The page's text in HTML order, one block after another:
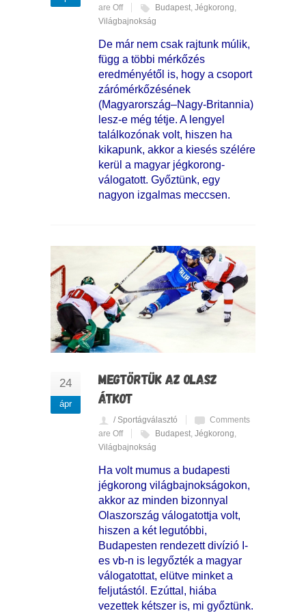
are Off Budapest Jégkorong
Világbajnokság
De már nem csak rajtunk múlik,
függ a többi mérkőzés
eredményétől is, hogy a csoport
zárómérkőzésének
(Magyarország–Nagy-Britannia)
lesz-e még tétje. A lengyel
találkozónak volt, hiszen ha
kikapunk, akkor a kiesés szélére
kerül a magyar jégkorong-
válogatott. Győztünk, egy
nagyon izgalmas meccsen.
24
ápr
MEGTÖRTÜK AZ OLASZ
ÁTKOT
/ Sportágválasztó
Comments
are Off
Budapest, Jégkorong,
Világbajnokság
Ha volt mumus a budapesti
jégkorong világbajnokságokon,
akkor az minden bizonnyal
Olaszország válogatottja volt,
hiszen a két legutóbbi,
Budapesten rendezett divízió I-
es vb-n is legyőzték a magyar
válogatottat, elütve minket a
feljutástól. Ezúttal, hiába
vezettek kétszer is, mi győztünk.